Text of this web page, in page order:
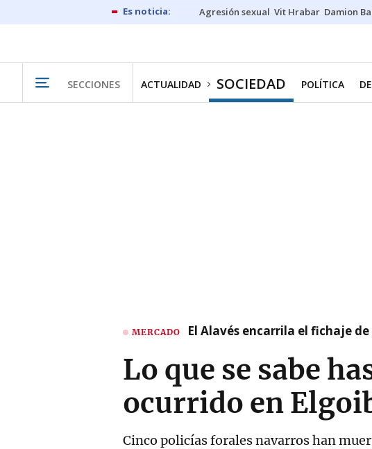
Agresión sexual Vit Hrabar Damion
SECCIONES ACTUALIDAD SOCIEDAD POLÍTICA
MERCADO El Alavés encarrila el fichaje
Lo que se sabe
ocurrido en
Cinco policías forales navarros han